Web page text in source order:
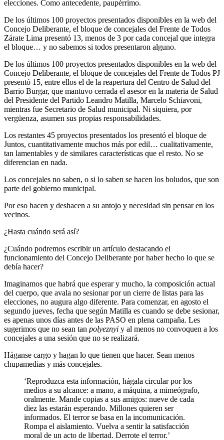
elecciones. Como antecedente, paupérrimo.
De los últimos 100 proyectos presentados disponibles en la web del
Concejo Deliberante, el bloque de concejales del Frente de Todos
Zárate Lima presentó 13, menos de 3 por cada concejal que integra
el bloque… y no sabemos si todos presentaron alguno.
De los últimos 100 proyectos presentados disponibles en la web del
Concejo Deliberante, el bloque de concejales del Frente de Todos PJ
presentó 15, entre ellos el de la reapertura del Centro de Salud del
Barrio Burgar, que mantuvo cerrada el asesor en la materia de Salud
del Presidente del Partido Leandro Matilla, Marcelo Schiavoni,
mientras fue Secretario de Salud municipal. Ni siquiera, por
vergüenza, asumen sus propias responsabilidades.
Los restantes 45 proyectos presentados los presentó el bloque de
Juntos, cuantitativamente muchos más por edil… cualitativamente,
tan lamentables y de similares características que el resto. No se
diferencian en nada.
Los concejales no saben, o si lo saben se hacen los boludos, que son
parte del gobierno municipal.
Por eso hacen y deshacen a su antojo y necesidad sin pensar en los
vecinos.
¿Hasta cuándo será así?
¿Cuándo podremos escribir un artículo destacando el
funcionamiento del Concejo Deliberante por haber hecho lo que se
debía hacer?
Imaginamos que habrá que esperar y mucho, la composición actual
del cuerpo, que avala no sesionar por un cierre de listas para las
elecciones, no augura algo diferente. Para comenzar, en agosto el
segundo jueves, fecha que según Matilla es cuando se debe sesionar,
es apenas unos días antes de las PASO en plena campaña. Les
sugerimos que no sean tan polyeznyi y al menos no convoquen a los
concejales a una sesión que no se realizará.
Háganse cargo y hagan lo que tienen que hacer. Sean menos
chupamedias y más concejales.
‘Reproduzca esta información, hágala circular por los
medios a su alcance: a mano, a máquina, a mimeógrafo,
oralmente. Mande copias a sus amigos: nueve de cada
diez las estarán esperando. Millones quieren ser
informados. El terror se basa en la incomunicación.
Rompa el aislamiento. Vuelva a sentir la satisfacción
moral de un acto de libertad. Derrote el terror.’